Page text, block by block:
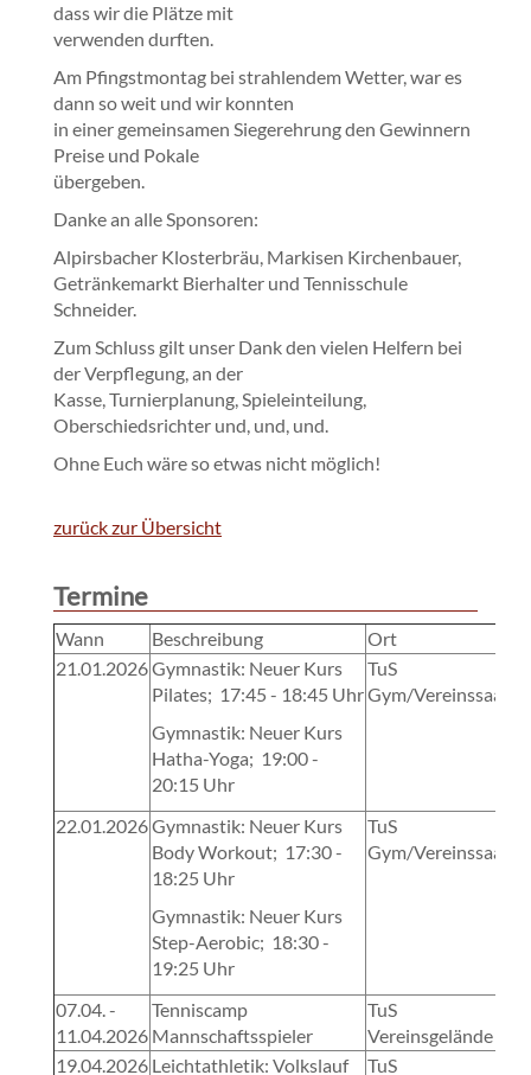
dass wir die Plätze mit
verwenden durften.
Am Pfingstmontag bei strahlendem Wetter, war es
dann so weit und wir konnten
in einer gemeinsamen Siegerehrung den Gewinnern
Preise und Pokale
übergeben.
Danke an alle Sponsoren:
Alpirsbacher Klosterbräu, Markisen Kirchenbauer,
Getränkemarkt Bierhalter und Tennisschule
Schneider.
Zum Schluss gilt unser Dank den vielen Helfern bei
der Verpflegung, an der
Kasse, Turnierplanung, Spieleinteilung,
Oberschiedsrichter und, und, und.
Ohne Euch wäre so etwas nicht möglich!
zurück zur Übersicht
Termine
Wann Beschreibung
Ort
21.01.2026Gymnastik: Neuer Kurs
Pilates; 17:45 - 18:45 Uhr
Gymnastik: Neuer Kurs
Hatha-Yoga; 19:00 -
20:15 Uhr
TuS
Gym/Vereinssaal
22.01.2026Gymnastik: Neuer Kurs
Body Workout; 17:30 -
18:25 Uhr
Gymnastik: Neuer Kurs
Step-Aerobic; 18:30 -
19:25 Uhr
TuS
Gym/Vereinssaal
07.04. -
11.04.2026
Tenniscamp
Mannschaftsspieler
TuS
Vereinsgelände
19.04.2026 Leichtathletik: Volkslauf
TuS